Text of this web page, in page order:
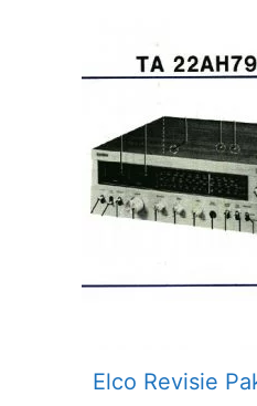
Elco Revisie